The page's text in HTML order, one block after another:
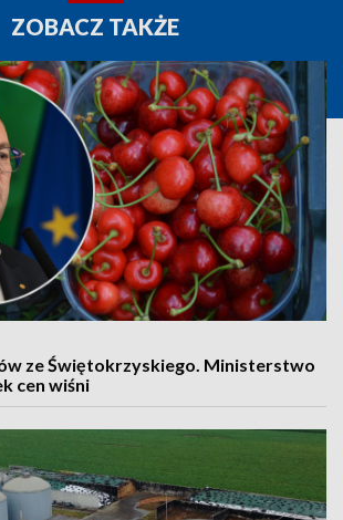
ZOBACZ TAKŻE
ze Świętokrzyskiego. Ministerstwo
cen wiśni